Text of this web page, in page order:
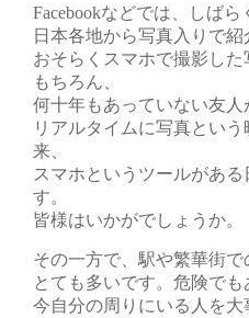
Facebookなどでは、しば
日本各地から写真入りで紹
おそらくスマホで撮影し
もちろん、
何十年もあっていない友人
リアルタイムに写真とい
来、
スマホというツールがあ
す。
皆様はいかがでしょうか。
その一方で、駅や繁華街で
とても多いです。危険でも
今自分の周りにいる人を